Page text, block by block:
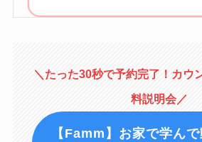
＼たった30秒で予約完了！カウ
料説明会／
【Famm】お家で学ん